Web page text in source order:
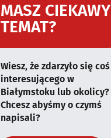
MASZ CIEKAWY
TEMAT?
Wiesz, że zdarzyło się coś
interesującego w
Białymstoku lub okolicy?
Chcesz abyśmy o czymś
napisali?